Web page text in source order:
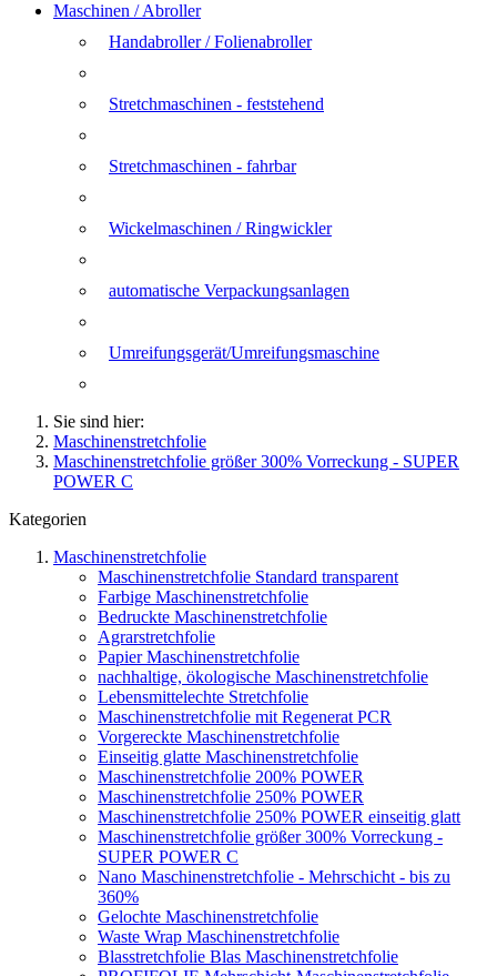
Maschinen / Abroller
Handabroller / Folienabroller
Stretchmaschinen - feststehend
Stretchmaschinen - fahrbar
Wickelmaschinen / Ringwickler
automatische Verpackungsanlagen
Umreifungsgerät/Umreifungsmaschine
Sie sind hier:
Maschinenstretchfolie
Maschinenstretchfolie größer 300% Vorreckung - SUPER
POWER C
Kategorien
Maschinenstretchfolie
Maschinenstretchfolie Standard transparent
Farbige Maschinenstretchfolie
Bedruckte Maschinenstretchfolie
Agrarstretchfolie
Papier Maschinenstretchfolie
nachhaltige, ökologische Maschinenstretchfolie
Lebensmittelechte Stretchfolie
Maschinenstretchfolie mit Regenerat PCR
Vorgereckte Maschinenstretchfolie
Einseitig glatte Maschinenstretchfolie
Maschinenstretchfolie 200% POWER
Maschinenstretchfolie 250% POWER
Maschinenstretchfolie 250% POWER einseitig glatt
Maschinenstretchfolie größer 300% Vorreckung -
SUPER POWER C
Nano Maschinenstretchfolie - Mehrschicht - bis zu
360%
Gelochte Maschinenstretchfolie
Waste Wrap Maschinenstretchfolie
Blasstretchfolie Blas Maschinenstretchfolie